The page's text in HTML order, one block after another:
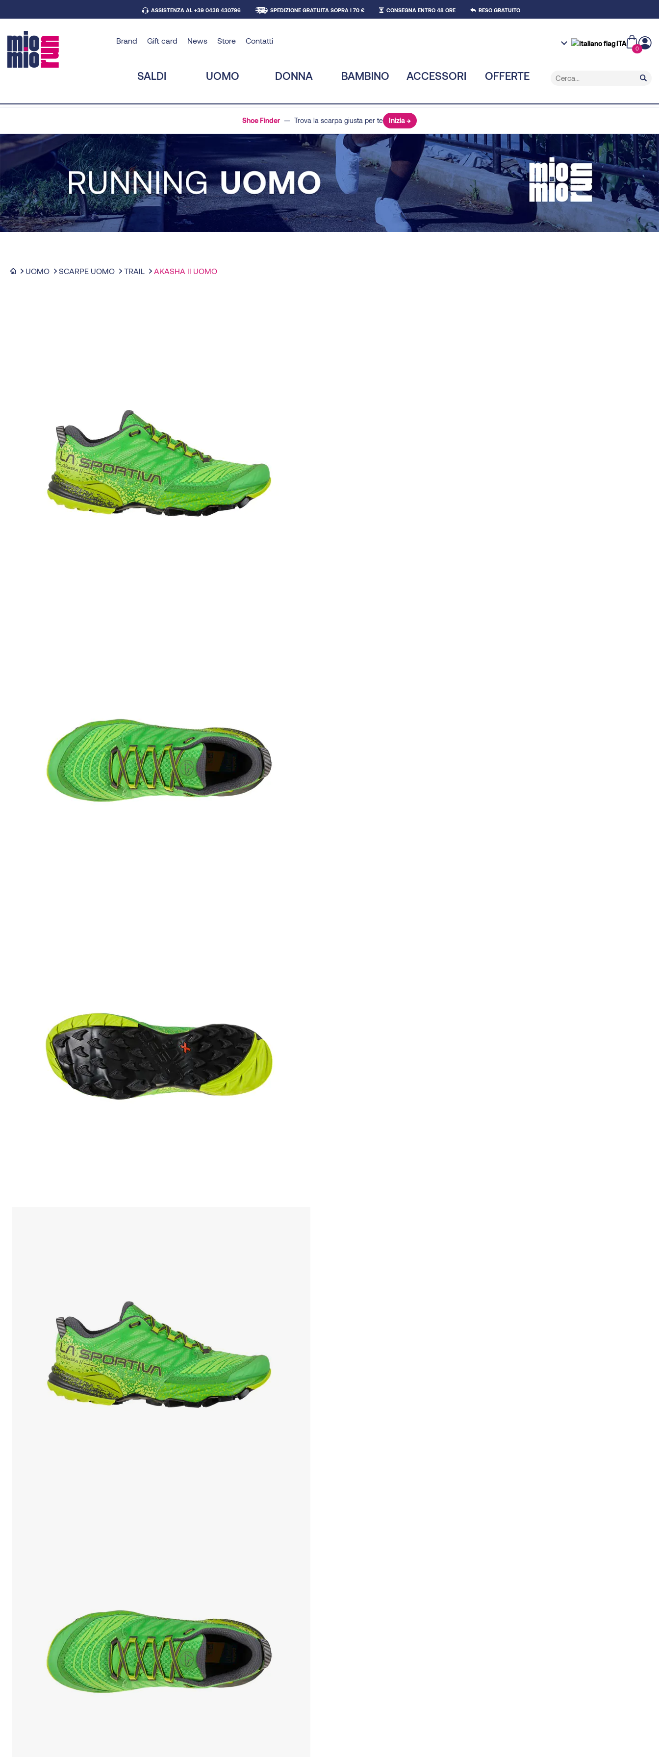
ASSISTENZA AL +39 0438 430796 SPEDIZIONE GRATUITA SOPRA I 70 € CONSEGNA ENTRO 48 ORE RESO GRATUITO
Brand Gift card News Store Contatti ITA
0
SALDI UOMO DONNA BAMBINO ACCESSORI OFFERTE
Shoe Finder — Trova la scarpa giusta per te Inizia →
UOMO SCARPE UOMO TRAIL AKASHA II UOMO